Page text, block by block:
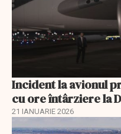
Incident la avionul
cu ore întârziere la
21 IANUARIE 2026
EXCLUSIV